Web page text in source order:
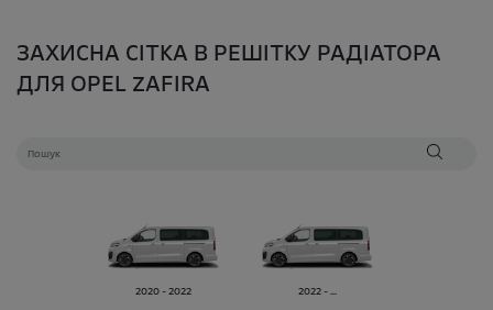
ЗАХИСНА СІТКА В РЕШІТКУ РАДІАТОРА
ДЛЯ OPEL ZAFIRA
2020 - 2022 2022 - ...